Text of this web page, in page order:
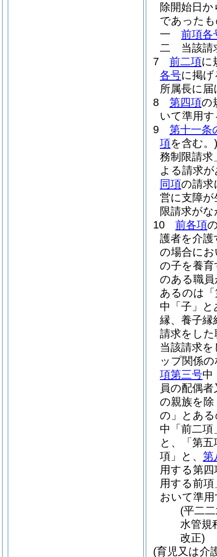
除開始日
であった
一
前項各
二
当該
7
前二項に
各号に掲
所属長に
8
第四項の
いて準用
9
第十一条
項を含む。)
務制限請
よる請求
同項の請求
営に支障
限請求が
10
前各項
護者を介
の場合に
の子を養
のある職
あるのは
中「子」
縁、養子
請求をし
当該請求
ップ関係
項第三号中
員の配偶
の親族を除
の」とあ
中「前二
と、「第
項」と、 第
用する第
用する前
おいて準
(平二
水管規
改正)
(育児又は介